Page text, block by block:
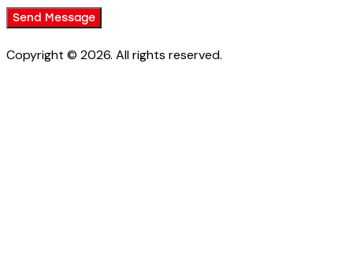
Send Message
Copyright © 2026. All rights reserved.